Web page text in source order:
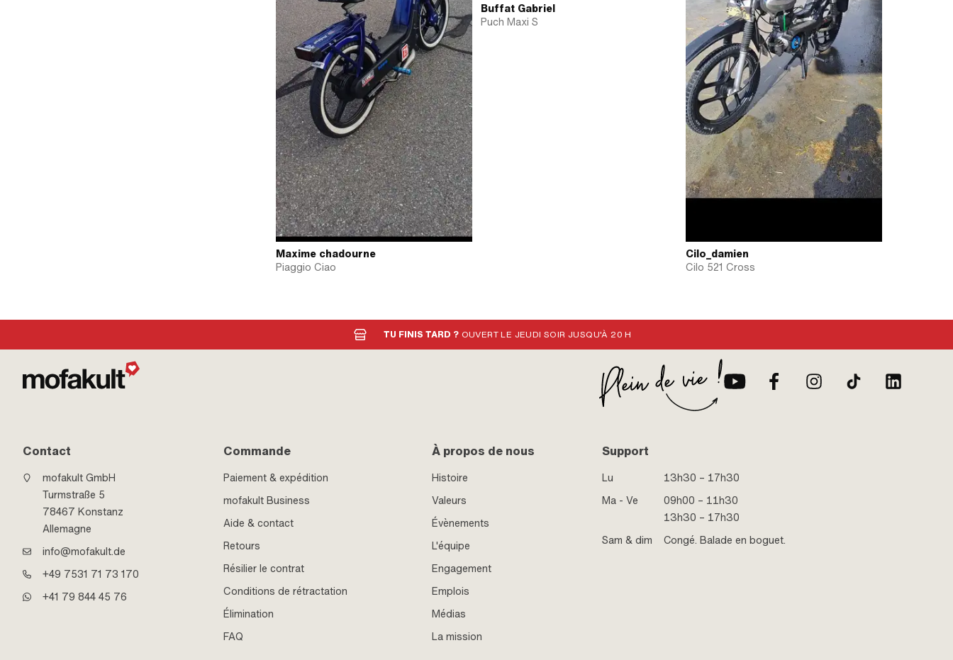
Maxime chadourne
Piaggio Ciao
Buffat Gabriel
Puch Maxi S
Cilo_damien
Cilo 521 Cross
TU FINIS TARD ? OUVERT LE JEUDI SOIR JUSQU'À 20 H
Contact
mofakult GmbH
Turmstraße 5
78467 Konstanz
Allemagne
info@mofakult.de
+49 7531 71 73 170
+41 79 844 45 76
Commande
Paiement & expédition
mofakult Business
Aide & contact
Retours
Résilier le contrat
Conditions de rétractation
Élimination
FAQ
À propos de nous
Histoire
Valeurs
Évènements
L'équipe
Engagement
Emplois
Médias
La mission
Support
Lu
13h30 – 17h30
Ma - Ve
09h00 – 11h30
13h30 – 17h30
Sam & dim
Congé. Balade en boguet.